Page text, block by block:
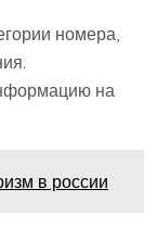
номера,
на
в россии